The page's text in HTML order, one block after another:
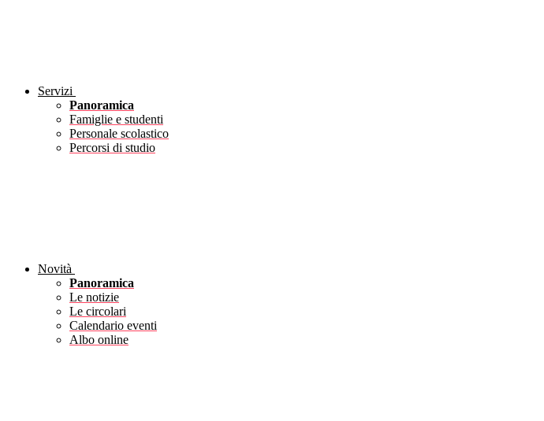
Servizi
Panoramica
Famiglie e studenti
Personale scolastico
Percorsi di studio
Novità
Panoramica
Le notizie
Le circolari
Calendario eventi
Albo online